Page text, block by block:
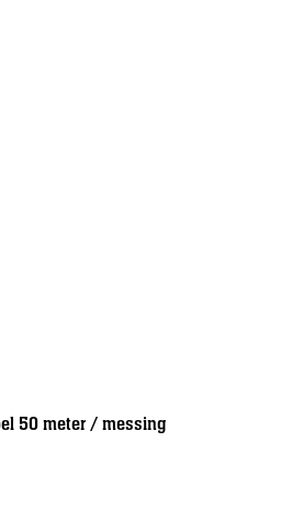
50 meter / messing